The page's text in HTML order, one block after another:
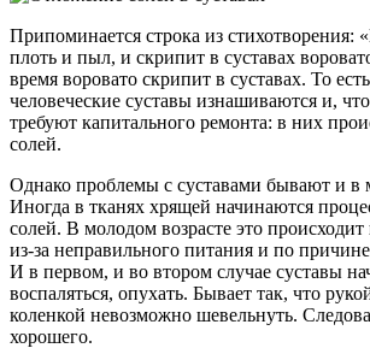
Припоминается строка из стихотворения:
плоть и пыл, и скрипит в суставах
время воровато скрипит в суставах. То
человеческие суставы изнашиваются и,
требуют капитального ремонта: в них
солей.
Однако проблемы с суставами бывают и в
Иногда в тканях хрящей начинаются
солей. В молодом возрасте это
из-за неправильного питания и по
И в первом, и во втором случае суставы
воспаляться, опухать. Бывает так, что
коленкой невозможно шевельнуть.
хорошего.